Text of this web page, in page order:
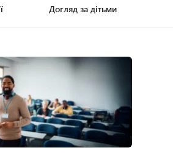
Догляд за дітьми